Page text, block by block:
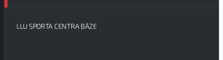
LLU SPORTA CENTRA BĀZE